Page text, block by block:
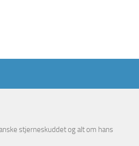
stjerneskuddet og alt om hans